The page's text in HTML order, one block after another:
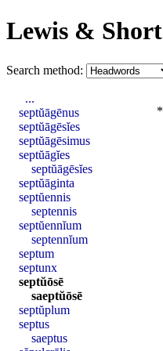
Lewis & Short
Search method:
*
...
septŭāgēnus
septŭāgēsĭes
septŭāgēsimus
septŭāgĭes
septŭāgēsĭes
septŭāginta
septŭennis
septennis
septŭennĭum
septennĭum
septum
septunx
septŭōsē
saeptŭōsē
septŭplum
septus
saeptus